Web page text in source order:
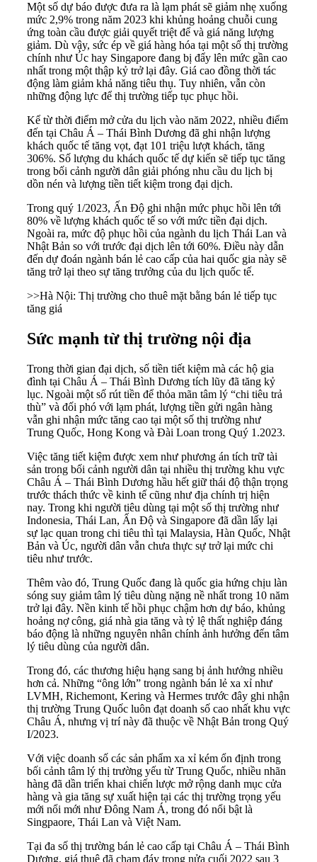
Một số dự báo được đưa ra là lạm phát sẽ giảm nhẹ xuống
mức 2,9% trong năm 2023 khi khủng hoảng chuỗi cung
ứng toàn cầu được giải quyết triệt để và giá năng lượng
giảm. Dù vậy, sức ép về giá hàng hóa tại một số thị trường
chính như Úc hay Singapore đang bị đẩy lên mức gần cao
nhất trong một thập kỷ trở lại đây. Giá cao đồng thời tác
động làm giảm khả năng tiêu thụ. Tuy nhiên, vẫn còn
những động lực để thị trường tiếp tục phục hồi.
Kể từ thời điểm mở cửa du lịch vào năm 2022, nhiều điểm
đến tại Châu Á – Thái Bình Dương đã ghi nhận lượng
khách quốc tế tăng vọt, đạt 101 triệu lượt khách, tăng
306%. Số lượng du khách quốc tế dự kiến sẽ tiếp tục tăng
trong bối cảnh người dân giải phóng nhu cầu du lịch bị
dồn nén và lượng tiền tiết kiệm trong đại dịch.
Trong quý 1/2023, Ấn Độ ghi nhận mức phục hồi lên tới
80% về lượng khách quốc tế so với mức tiền đại dịch.
Ngoài ra, mức độ phục hồi của ngành du lịch Thái Lan và
Nhật Bản so với trước đại dịch lên tới 60%. Điều này dẫn
đến dự đoán ngành bán lẻ cao cấp của hai quốc gia này sẽ
tăng trở lại theo sự tăng trưởng của du lịch quốc tế.
>>Hà Nội: Thị trường cho thuê mặt bằng bán lẻ tiếp tục
tăng giá
Sức mạnh từ thị trường nội địa
Trong thời gian đại dịch, số tiền tiết kiệm mà các hộ gia
đình tại Châu Á – Thái Bình Dương tích lũy đã tăng kỷ
lục. Ngoài một số rút tiền để thỏa mãn tâm lý “chi tiêu trả
thù” và đối phó với lạm phát, lượng tiền gửi ngân hàng
vẫn ghi nhận mức tăng cao tại một số thị trường như
Trung Quốc, Hong Kong và Đài Loan trong Quý 1.2023.
Việc tăng tiết kiệm được xem như phương án tích trữ tài
sản trong bối cảnh người dân tại nhiều thị trường khu vực
Châu Á – Thái Bình Dương hầu hết giữ thái độ thận trọng
trước thách thức về kinh tế cũng như địa chính trị hiện
nay. Trong khi người tiêu dùng tại một số thị trường như
Indonesia, Thái Lan, Ấn Độ và Singapore đã dần lấy lại
sự lạc quan trong chi tiêu thì tại Malaysia, Hàn Quốc, Nhật
Bản và Úc, người dân vẫn chưa thực sự trở lại mức chi
tiêu như trước.
Thêm vào đó, Trung Quốc đang là quốc gia hứng chịu làn
sóng suy giảm tâm lý tiêu dùng nặng nề nhất trong 10 năm
trở lại đây. Nền kinh tế hồi phục chậm hơn dự báo, khủng
hoảng nợ công, giá nhà gia tăng và tỷ lệ thất nghiệp đáng
báo động là những nguyên nhân chính ảnh hưởng đến tâm
lý tiêu dùng của người dân.
Trong đó, các thương hiệu hạng sang bị ảnh hưởng nhiều
hơn cả. Những “ông lớn” trong ngành bán lẻ xa xỉ như
LVMH, Richemont, Kering và Hermes trước đây ghi nhận
thị trường Trung Quốc luôn đạt doanh số cao nhất khu vực
Châu Á, nhưng vị trí này đã thuộc về Nhật Bản trong Quý
I/2023.
Với việc doanh số các sản phẩm xa xỉ kém ổn định trong
bối cảnh tâm lý thị trường yếu từ Trung Quốc, nhiều nhãn
hàng đã dần triển khai chiến lược mở rộng danh mục cửa
hàng và gia tăng sự xuất hiện tại các thị trường trọng yếu
mới nổi mới như Đông Nam Á, trong đó nổi bật là
Singpaore, Thái Lan và Việt Nam.
Tại đa số thị trường bán lẻ cao cấp tại Châu Á – Thái Bình
Dương, giá thuê đã chạm đáy trong nửa cuối 2022 sau 3